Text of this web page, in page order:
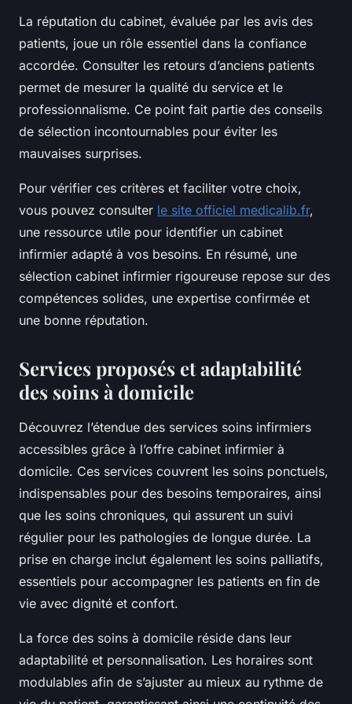
La réputation du cabinet, évaluée par les avis des
patients, joue un rôle essentiel dans la confiance
accordée. Consulter les retours d’anciens patients
permet de mesurer la qualité du service et le
professionnalisme. Ce point fait partie des conseils
de sélection incontournables pour éviter les
mauvaises surprises.
Pour vérifier ces critères et faciliter votre choix,
vous pouvez consulter le site officiel medicalib.fr,
une ressource utile pour identifier un cabinet
infirmier adapté à vos besoins. En résumé, une
sélection cabinet infirmier rigoureuse repose sur des
compétences solides, une expertise confirmée et
une bonne réputation.
Services proposés et adaptabilité
des soins à domicile
Découvrez l’étendue des services soins infirmiers
accessibles grâce à l’offre cabinet infirmier à
domicile. Ces services couvrent les soins ponctuels,
indispensables pour des besoins temporaires, ainsi
que les soins chroniques, qui assurent un suivi
régulier pour les pathologies de longue durée. La
prise en charge inclut également les soins palliatifs,
essentiels pour accompagner les patients en fin de
vie avec dignité et confort.
La force des soins à domicile réside dans leur
adaptabilité et personnalisation. Les horaires sont
modulables afin de s’ajuster au mieux au rythme de